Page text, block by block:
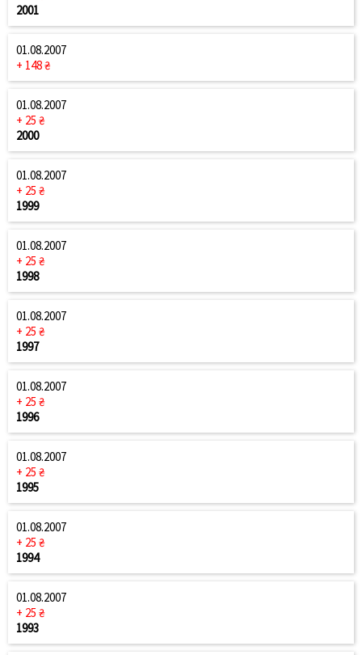
2001
01.08.2007
+ 148 ₴
01.08.2007
+ 25 ₴
2000
01.08.2007
+ 25 ₴
1999
01.08.2007
+ 25 ₴
1998
01.08.2007
+ 25 ₴
1997
01.08.2007
+ 25 ₴
1996
01.08.2007
+ 25 ₴
1995
01.08.2007
+ 25 ₴
1994
01.08.2007
+ 25 ₴
1993